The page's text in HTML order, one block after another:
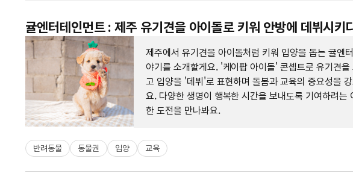
귤엔터테인먼트 : 제주 유기견을 아이돌로 키워 안방에 데뷔시키
제주에서 유기견을 아이돌처럼 키워 입양을 돕는 귤엔
야기를 소개할게요. '케이팝 아이돌' 콘셉트로 유기견을
고 입양을 '데뷔'로 표현하며 돌봄과 교육의 중요성을
요. 다양한 생명이 행복한 시간을 보내도록 기여하려는
한 도전을 만나봐요.
반려동물 동물권 입양 교육